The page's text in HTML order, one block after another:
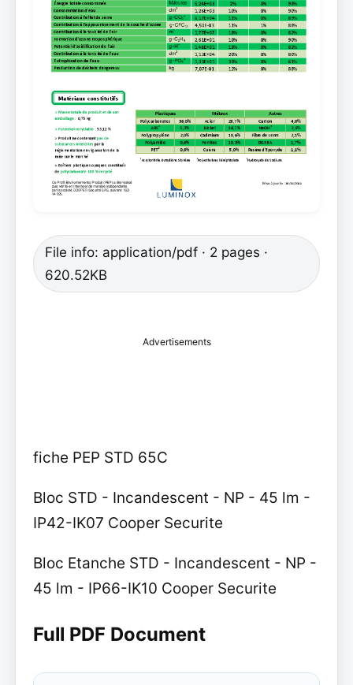
File info: application/pdf · 2 pages ·
620.52KB
Advertisements
fiche PEP STD 65C
Bloc STD - Incandescent - NP - 45 lm -
IP42-IK07 Cooper Securite
Bloc Etanche STD - Incandescent - NP -
45 lm - IP66-IK10 Cooper Securite
Full PDF Document